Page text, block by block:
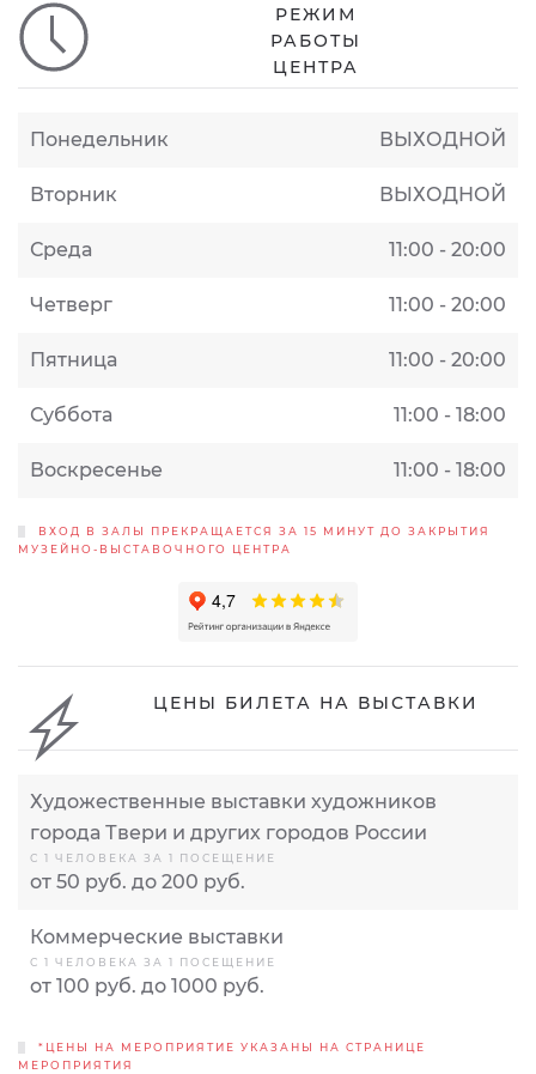
РЕЖИМ
РАБОТЫ
ЦЕНТРА
Понедельник ВЫХОДНОЙ
Вторник ВЫХОДНОЙ
Среда 11:00 - 20:00
Четверг 11:00 - 20:00
Пятница 11:00 - 20:00
Суббота 11:00 - 18:00
Воскресенье 11:00 - 18:00
ВХОД В ЗАЛЫ ПРЕКРАЩАЕТСЯ ЗА 15 МИНУТ ДО ЗАКРЫТИЯ
МУЗЕЙНО-ВЫСТАВОЧНОГО ЦЕНТРА
ЦЕНЫ БИЛЕТА НА ВЫСТАВКИ
Художественные выставки художников
города Твери и других городов России
С 1 ЧЕЛОВЕКА ЗА 1 ПОСЕЩЕНИЕ
от 50 руб. до 200 руб.
Коммерческие выставки
С 1 ЧЕЛОВЕКА ЗА 1 ПОСЕЩЕНИЕ
от 100 руб. до 1000 руб.
*ЦЕНЫ НА МЕРОПРИЯТИЕ УКАЗАНЫ НА СТРАНИЦЕ
МЕРОПРИЯТИЯ